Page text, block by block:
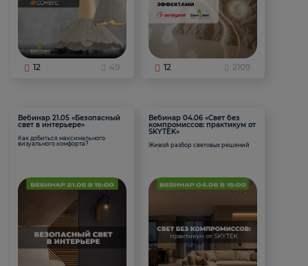
12 49 12 2109
Вебинар 21.05 «Безопасный
свет в интерьере»
Как добиться максимального
визуального комфорта?
Вебинар 04.06 «Свет без
компромиссов: практикум от
SKYTEK»
Живой разбор световых решений